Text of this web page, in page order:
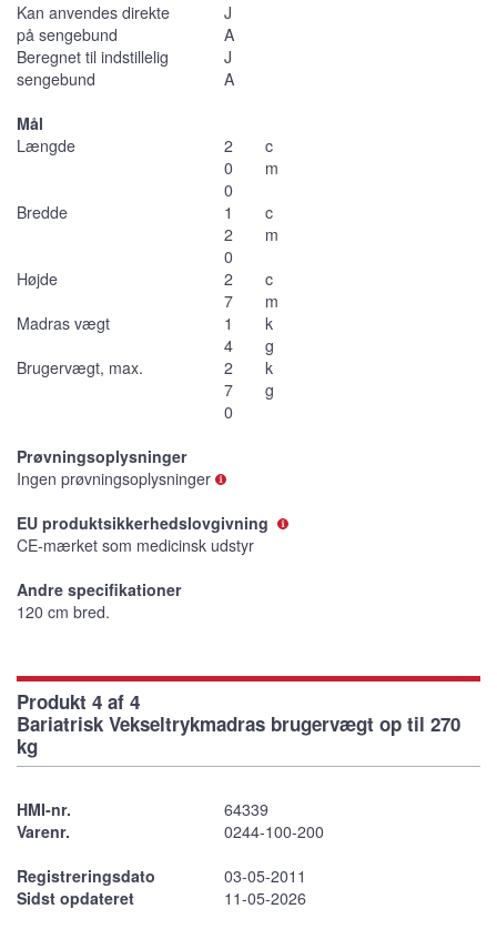
Kan anvendes direkte
på sengebund
J
A
Beregnet til indstillelig
sengebund
J
A
Mål
Længde
2
0
0
c
m
Bredde
1
2
0
c
m
Højde
2
7
c
m
Madras vægt
1
4
k
g
Brugervægt, max.
2
7
0
k
g
Prøvningsoplysninger
Ingen prøvningsoplysninger
EU produktsikkerhedslovgivning
CE-mærket som medicinsk udstyr
Andre specifikationer
120 cm bred.
Produkt 4 af 4
Bariatrisk Vekseltrykmadras brugervægt op til 270
kg
HMI-nr.
64339
Varenr.
0244-100-200
Registreringsdato
03-05-2011
Sidst opdateret
11-05-2026